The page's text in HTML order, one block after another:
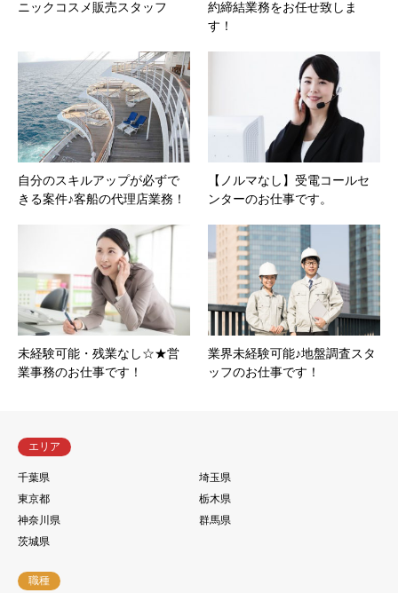
ニックコスメ販売スタッフ
約締結業務をお任せ致しま
す！
自分のスキルアップが必ずで
きる案件♪客船の代理店業務！
【ノルマなし】受電コールセ
ンターのお仕事です。
未経験可能・残業なし☆★営
業事務のお仕事です！
業界未経験可能♪地盤調査スタ
ッフのお仕事です！
エリア
千葉県
埼玉県
東京都
栃木県
神奈川県
群馬県
茨城県
職種